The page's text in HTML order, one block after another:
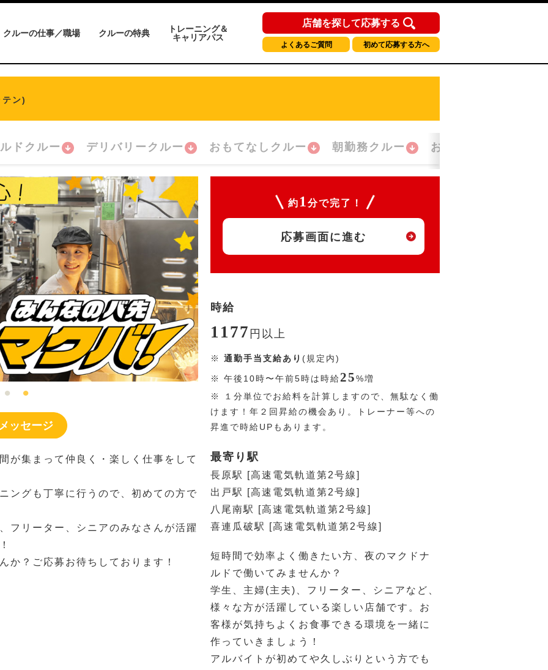
クルーの仕事／職場 クルーの特典
トレーニング＆
キャリアパス
店舗を探して応募する
よくあるご質問 初めて応募する方へ
ン)
ドクルー デリバリークルー おもてなしクルー 朝勤務クルー おかえり！クルー
ッセージ
が集まって仲良く・楽しく仕事をして
ングも丁寧に行うので、初めての方で
フリーター、シニアのみなさんが活躍
か？ご応募お待ちしております！
約 1 分で完了！
応募画面に進む
時給
1177 円 以上
※ 通勤手当支給あり (規定内)
※ 午後10時〜午前5時は時給25%増
※
１分単位でお給料を計算しますので、無駄なく働
けます！年２回昇給の機会あり。トレーナー等への
昇進で時給UPもあります。
最寄り駅
長原駅 [高速電気軌道第2号線]
出戸駅 [高速電気軌道第2号線]
八尾南駅 [高速電気軌道第2号線]
喜連瓜破駅 [高速電気軌道第2号線]
短時間で効率よく働きたい方、夜のマクドナ
ルドで働いてみませんか？
学生、主婦(主夫)、フリーター、シニアなど、
様々な方が活躍している楽しい店舗です。お
客様が気持ちよくお食事できる環境を一緒に
作っていきましょう！
アルバイトが初めてや久しぶりという方でも